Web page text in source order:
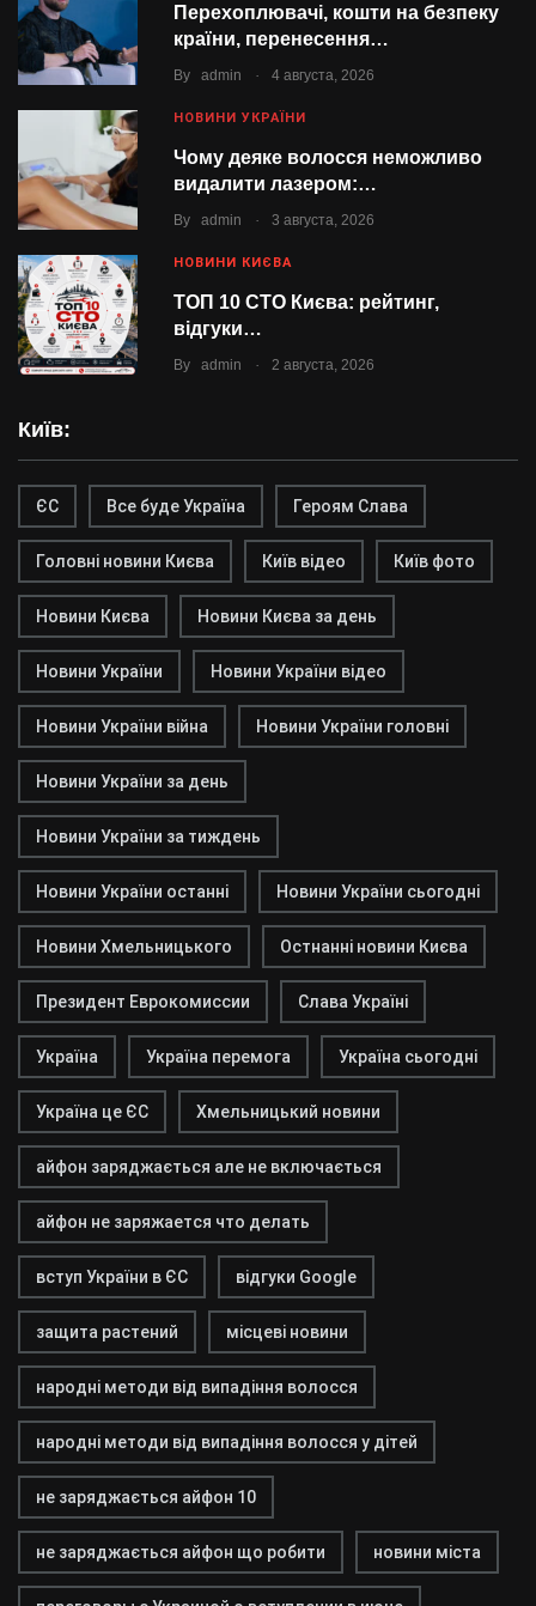
Перехоплювачі, кошти на безпеку
країни, перенесення…
By admin . 4 августа, 2026
НОВИНИ УКРАЇНИ
Чому деяке волосся неможливо
видалити лазером:…
By admin . 3 августа, 2026
НОВИНИ КИЄВА
ТОП 10 СТО Києва: рейтинг,
відгуки…
By admin . 2 августа, 2026
Київ:
ЄС Все буде Україна Героям Слава
Головні новини Києва Київ відео Київ фото
Новини Києва Новини Києва за день
Новини України Новини України відео
Новини України війна Новини України головні
Новини України за день
Новини України за тиждень
Новини України останні Новини України сьогодні
Новини Хмельницького Остнанні новини Києва
Президент Еврокомиссии Слава Україні
Україна Україна перемога Україна сьогодні
Україна це ЄС Хмельницький новини
айфон заряджається але не включається
айфон не заряжается что делать
вступ України в ЄС відгуки Google
защита растений місцеві новини
народні методи від випадіння волосся
народні методи від випадіння волосся у дітей
не заряджається айфон 10
не заряджається айфон що робити новини міста